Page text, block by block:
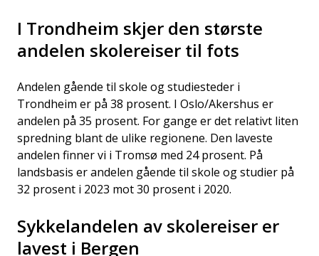
I Trondheim skjer den største
andelen skolereiser til fots
Andelen gående til skole og studiesteder i
Trondheim er på 38 prosent. I Oslo/Akershus er
andelen på 35 prosent. For gange er det relativt liten
spredning blant de ulike regionene. Den laveste
andelen finner vi i Tromsø med 24 prosent. På
landsbasis er andelen gående til skole og studier på
32 prosent i 2023 mot 30 prosent i 2020.
Sykkelandelen av skolereiser er
lavest i Bergen